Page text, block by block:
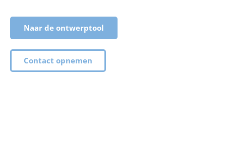
Naar de ontwerptool
Contact opnemen